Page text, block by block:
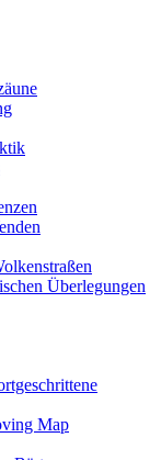
Überlegungen
Map